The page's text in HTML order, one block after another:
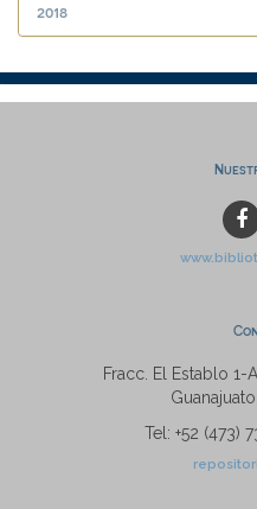
2018
Fracc. El Establo 1-
Tel: +52 (473)